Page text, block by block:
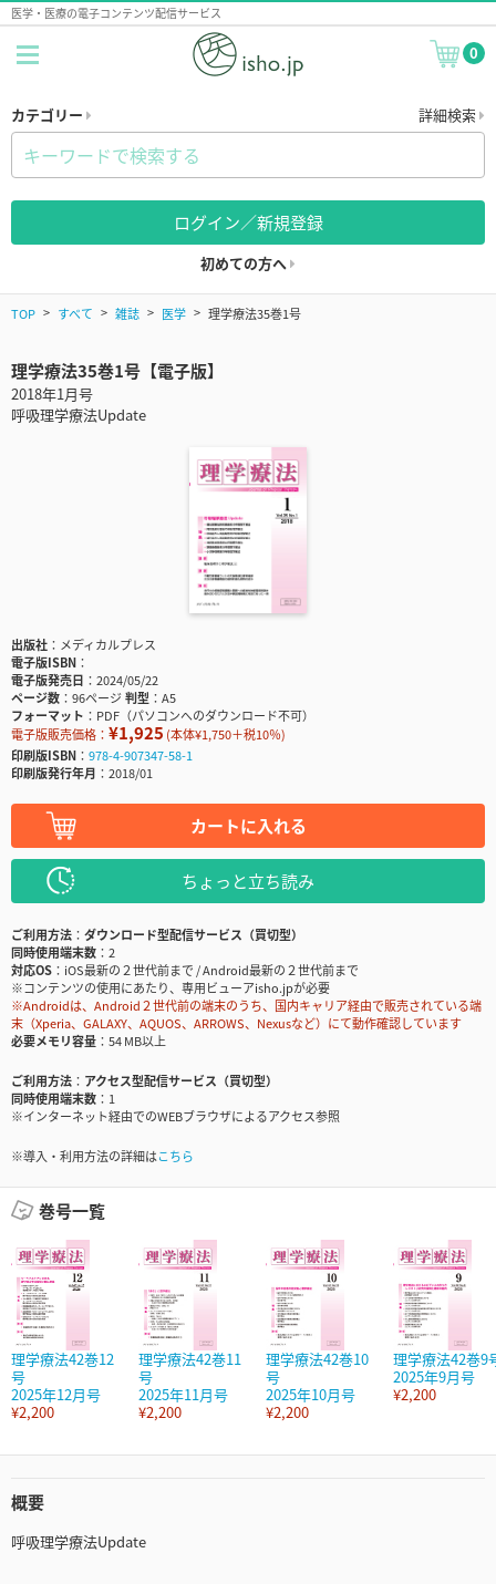
医学・医療の電子コンテンツ配信サービス
0
カテゴリー 詳細検索
ログイン／新規登録
初めての方へ
TOP すべて 雑誌 医学 理学療法35巻1号
理学療法35巻1号【電子版】
2018年1月号
呼吸理学療法Update
出版社
メディカルプレス
電子版ISBN
電子版発売日
2024/05/22
ページ数
96ページ判型
A5
フォーマット
PDF（パソコンへのダウンロード不可）
電子版販売価格： ¥1,925 (本体¥1,750＋税10％)
印刷版ISBN
978-4-907347-58-1
印刷版発行年月
2018/01
カートに入れる
ちょっと立ち読み
ご利用方法
ダウンロード型配信サービス（買切型）
同時使用端末数
2
対応OS
iOS最新の２世代前まで / Android最新の２世代前まで
※コンテンツの使用にあたり、専用ビューアisho.jpが必要
※Androidは、Android２世代前の端末のうち、国内キャリア経由で販売されている端
末（Xperia、GALAXY、AQUOS、ARROWS、Nexusなど）にて動作確認しています
必要メモリ容量
54 MB以上
ご利用方法
アクセス型配信サービス（買切型）
同時使用端末数
1
※インターネット経由でのWEBブラウザによるアクセス参照
※導入・利用方法の詳細はこちら
巻号一覧
理学療法42巻12
号
2025年12月号
¥2,200
理学療法42巻11
号
2025年11月号
¥2,200
理学療法42巻10
号
2025年10月号
¥2,200
理学療法42巻9
2025年9月号
¥2,200
概要
呼吸理学療法Update